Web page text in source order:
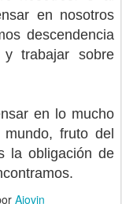
en nosotros
descendencia
trabajar sobre
en lo mucho
fruto del
la obligación de
Ajovin